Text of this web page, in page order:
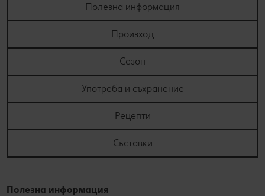
Полезна информация
Произход
Сезон
Употреба и съхранение
Рецепти
Съставки
Полезна информация